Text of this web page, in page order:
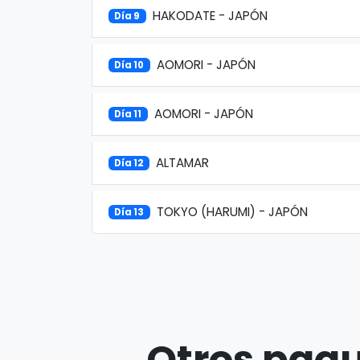
Día 9 HAKODATE - JAPÓN
Día 10 AOMORI - JAPÓN
Día 11 AOMORI - JAPÓN
Día 12 ALTAMAR
Día 13 TOKYO (HARUMI) - JAPÓN